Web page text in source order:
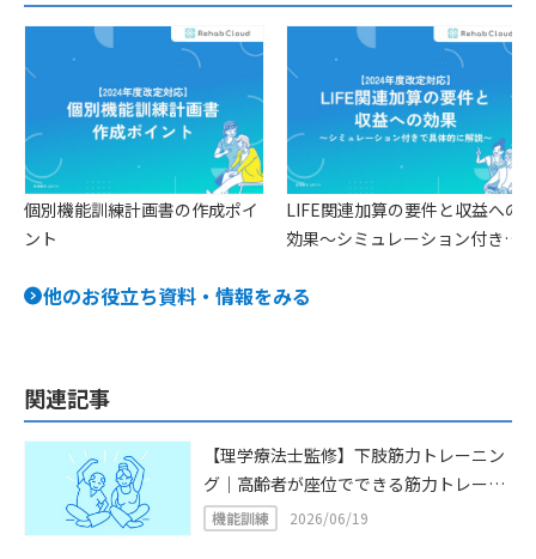
個別機能訓練計画書の作成ポイ
ント
LIFE関連加算の要件と収益への
効果〜シミュレーション付きで
他のお役立ち資料・情報をみる
関連記事
【理学療法士監修】下肢筋力トレーニン
グ｜高齢者が座位でできる筋力トレーニ
ング22選
機能訓練 2026/06/19